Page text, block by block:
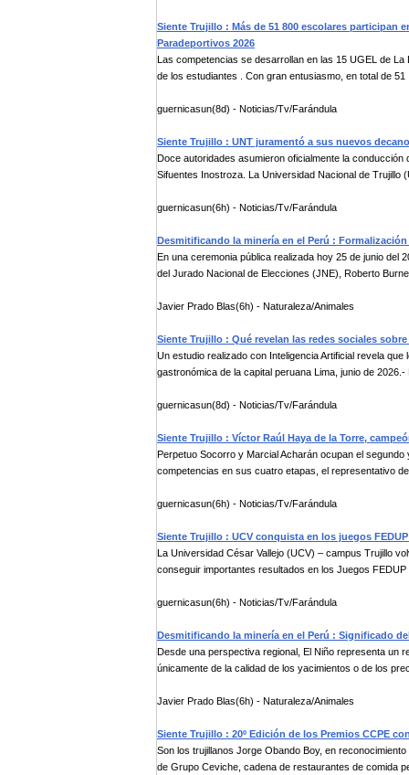
Siente Trujillo : Más de 51 800 escolares participan
Paradeportivos 2026
Las competencias se desarrollan en las 15 UGEL de
de los estudiantes . Con gran entusiasmo, en total de 51
guernicasun(8d) - Noticias/Tv/Farándula
Siente Trujillo : UNT juramentó a sus nuevos
Doce autoridades asumieron oficialmente la
Sifuentes Inostroza. La Universidad Nacional de Trujillo
guernicasun(6h) - Noticias/Tv/Farándula
Desmitificando la minería en el Perú :
En una ceremonia pública realizada hoy 25 de junio del
del Jurado Nacional de Elecciones (JNE), Roberto
Javier Prado Blas(6h) - Naturaleza/Animales
Siente Trujillo : Qué revelan las redes sociales
Un estudio realizado con Inteligencia Artificial revela
gastronómica de la capital peruana Lima, junio de 2026.-
guernicasun(8d) - Noticias/Tv/Farándula
Siente Trujillo : Víctor Raúl Haya de la Torre,
Perpetuo Socorro y Marcial Acharán ocupan el
competencias en sus cuatro etapas, el representativo
guernicasun(6h) - Noticias/Tv/Farándula
Siente Trujillo : UCV conquista en los juegos
La Universidad César Vallejo (UCV) – campus Trujillo
conseguir importantes resultados en los Juegos FEDUP
guernicasun(6h) - Noticias/Tv/Farándula
Desmitificando la minería en el Perú : Significado
Desde una perspectiva regional, El Niño representa un
únicamente de la calidad de los yacimientos o de los
Javier Prado Blas(6h) - Naturaleza/Animales
Siente Trujillo : 20º Edición de los Premios CCPE
Son los trujillanos Jorge Obando Boy, en
de Grupo Ceviche, cadena de restaurantes de comida